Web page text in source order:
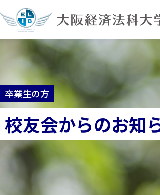
卒業生の方
校友会からのお知